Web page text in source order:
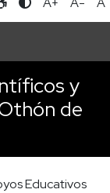
y
de
Educativos